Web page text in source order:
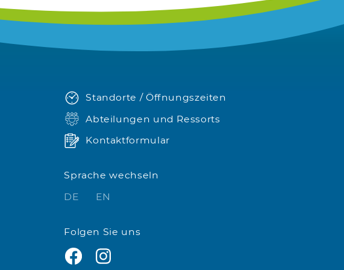
Standorte / Öffnungszeiten
Abteilungen und Ressorts
Kontaktformular
Sprache wechseln
DE
EN
Folgen Sie uns